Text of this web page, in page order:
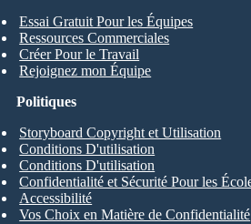
Essai Gratuit Pour les Équipes
Ressources Commerciales
Créer Pour le Travail
Rejoignez mon Équipe
Politiques
Storyboard Copyright et Utilisation
Conditions D'utilisation
Conditions D'utilisation
Confidentialité et Sécurité Pour les
Accessibilité
Vos Choix en Matière de Confidentialité